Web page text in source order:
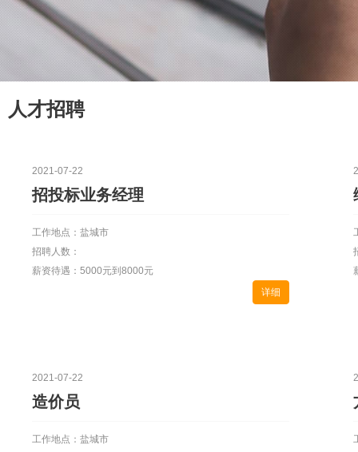
人才招聘
2021-07-22
招投标业务经理
工作地点：盐城市
招聘人数：
薪资待遇：5000元到8000元
详细
2021-07-22
造价员
工作地点：盐城市